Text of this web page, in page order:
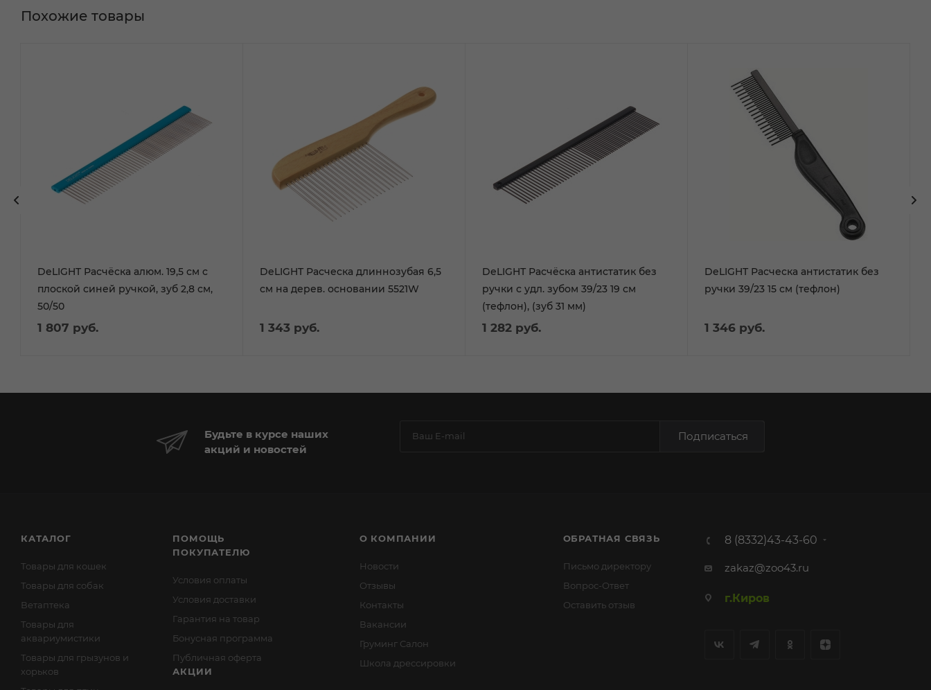
DeLIGHT Расчёска алюм. 19,5 см с
плоской синей ручкой, зуб 2,8 см,
50/50
1 807 руб.
DeLIGHT Расческа длиннозубая 6,5
см на дерев. основании 5521W
1 343 руб.
DeLIGHT Расчёска антистатик без
ручки с удл. зубом 39/23 19 см
(тефлон), (зуб 31 мм)
1 282 руб.
DeLIGHT Расческа антистатик без
ручки 39/23 15 см (тефлон)
1 346 руб.
Похожие товары
Будьте в курсе наших
акций и новостей
Подписаться
КАТАЛОГ
Товары для кошек
Товары для собак
Ветаптека
Товары для
аквариумистики
Товары для грызунов и
хорьков
ПОМОЩЬ
ПОКУПАТЕЛЮ
Условия оплаты
Условия доставки
Гарантия на товар
Бонусная программа
Публичная оферта
АКЦИИ
О КОМПАНИИ
Новости
Отзывы
Контакты
Вакансии
Груминг Салон
Школа дрессировки
ОБРАТНАЯ СВЯЗЬ
Письмо директору
Вопрос-Ответ
Оставить отзыв
8 (8332)43-43-60
zakaz@zoo43.ru
г.Киров